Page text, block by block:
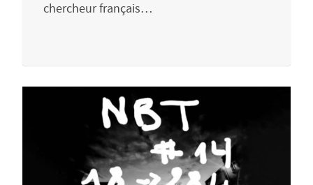
chercheur français…